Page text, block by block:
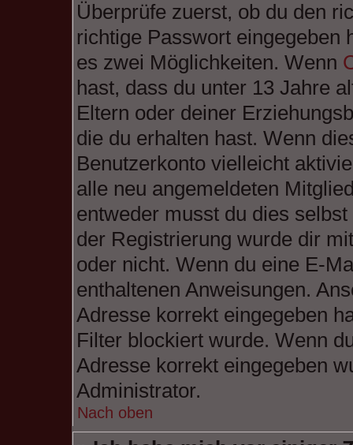
Überprüfe zuerst, ob du den
richtige Passwort eingegeben
es zwei Möglichkeiten. Wenn
hast, dass du unter 13 Jahre
Eltern oder deiner
die du erhalten hast. Wenn
Benutzerkonto vielleicht
alle neu angemeldeten
entweder musst du dies
der Registrierung wurde dir
oder nicht. Wenn du eine E-
enthaltenen Anweisungen.
Adresse korrekt eingegeben
Filter blockiert wurde. Wenn
Adresse korrekt eingegeben
Administrator.
Nach oben